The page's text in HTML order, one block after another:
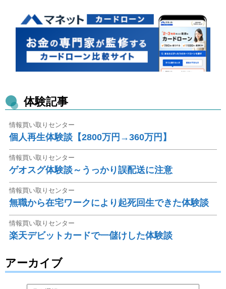
体験記事
情報買い取りセンター
個人再生体験談【2800万円→360万円】
情報買い取りセンター
ゲオスグ体験談～うっかり誤配送に注意
情報買い取りセンター
無職から在宅ワークにより起死回生できた体験談
情報買い取りセンター
楽天デビットカードで一儲けした体験談
アーカイブ